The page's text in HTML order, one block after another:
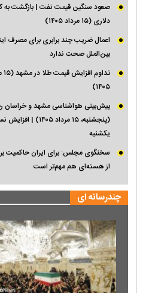
دلاری (۱۵ مرداد ۱۴۰۵)
اعمال ضریب چند برابری برای مصرف
بین‌الملل صحت ندارد
۱۴۰۵)‌
پیش‌بینی هواشناسی مشهد و خراسان
(پنجشنبه، ۱۵ مرداد ۱۴۰۵)
یکشنبه
سخنگوی مجلس: برای ایران حاکمیت بر
از هسته‌ای هم مهم‌تر است
چندرسانه ای